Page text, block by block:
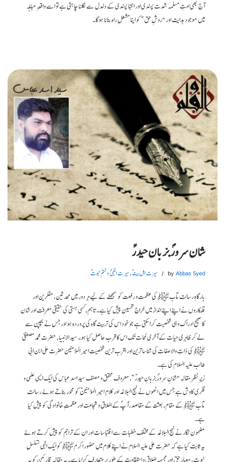
آج بھی امتِ مسلمہ شدت پسندی اور انتہا پسندی کے دلدل سے نکلنا چاہتی ہے تو اسے واقعہِ مباہلہ
میں موجود ہدایت اور "روشِ حق” کو اپنا مشعلِ راہ بنانا ہوگا۔
شان سرورؐ بزبان حیدرؑ
by Abbas Syed سیرت اہل بیت ؑ,سیرت النبی ؐ و ختم نبوتؐ
بارگاہِ رسالت مآب ﷺ کی عظمت و رفعت کو سمجھنے کے لیے ہر دور میں محدثین، مفکرین اور
قلمکاروں نے اپنے اپنے انداز میں خراجِ تحسین پیش کیا ہے۔ تاہم، کسی ہستی کی حقیقی معرفت اور شان
کا صحیح ادراک وہی شخصیت کرا سکتی ہے جو خود اس کی تربیت گاہ کی پروردہ ہو اور جس نے بچپن سے
لے کر ظاہری حیات کے آخری لمحات تک اس کا قرب حاصل کیا ہو۔ سید الانبیاء حضرت محمد مصطفیٰ
ﷺ کی ذاتِ والاصفات کی شناسا ترین اور اقرب ترین شخصیت امیر المؤمنین حضرت علی ابن ابی
طالب علیہ السلام کی ہے۔
زیرِ نظر مقالہ "شانِ سرورؐ بزبانِ حیدرؑ”، معروف محقق و مصنف سید اسد عباس کی ایک ایسی علمی و
فکری کاوش ہے جس میں انھوں نے نہج البلاغہ اور کلامِ امیر المؤمنینؑ کو محور بناتے ہوئے رسالت
مآب ﷺ کے مقام، بعثت کے مقاصد، آپؐ کے اخلاق و شجاعت اور عظمتِ خانوادگی کو پیش کیا
ہے۔
مضمون نگار نے نہج البلاغہ کے مختلف خطبات سے اقتباسات اور ان کے تراجم کو پیش کرتے ہوئے
یہ ثابت کیا ہے کہ حضرت علی علیہ السلام نے اپنے کلام میں حضور اکرم ﷺ کو ایک الٰہی تسلسلِ
نبوت، معیارِ حق اور مجسمہِ اخلاق و استقامت کے طور پر متعارف کرایا ہے۔ یہ مقالہ قارئین کو یہ